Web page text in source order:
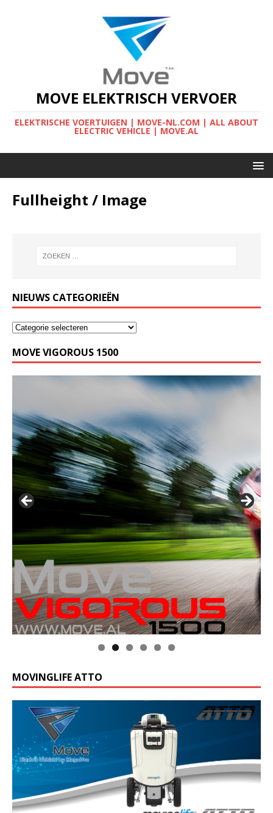
MOVE ELEKTRISCH VERVOER
ELEKTRISCHE VOERTUIGEN | MOVE-NL.COM | ALL ABOUT
ELECTRIC VEHICLE | MOVE.AL
Fullheight / Image
NIEUWS CATEGORIEËN
MOVE VIGOROUS 1500
MOVINGLIFE ATTO